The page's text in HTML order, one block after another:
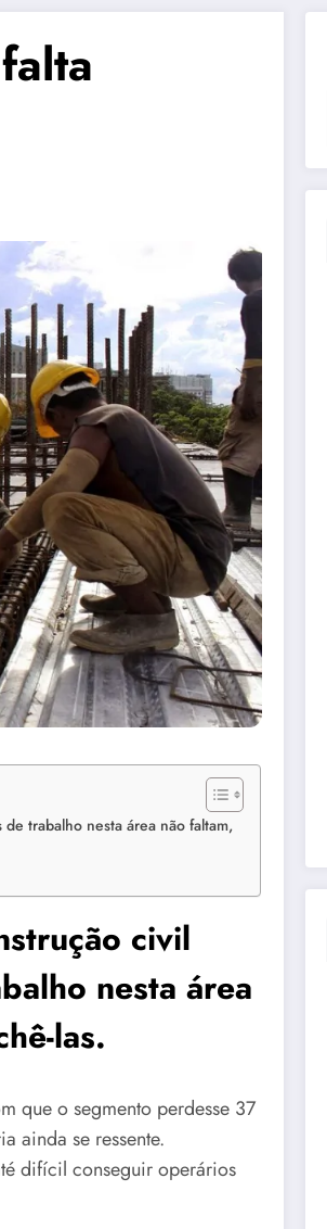
trabalho nesta área não faltam,
civil
nesta área
las.
que o segmento perdesse 37
ainda se ressente.
difícil conseguir operários